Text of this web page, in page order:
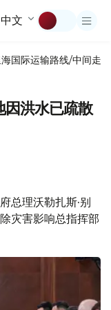
中文
国际运输路线/中间走廊
因洪水已疏散
总理沃勒扎斯·别
灾害影响总指挥部